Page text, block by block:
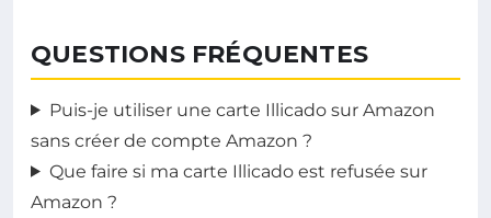
QUESTIONS FRÉQUENTES
Puis-je utiliser une carte Illicado sur Amazon
sans créer de compte Amazon ?
Que faire si ma carte Illicado est refusée sur
Amazon ?